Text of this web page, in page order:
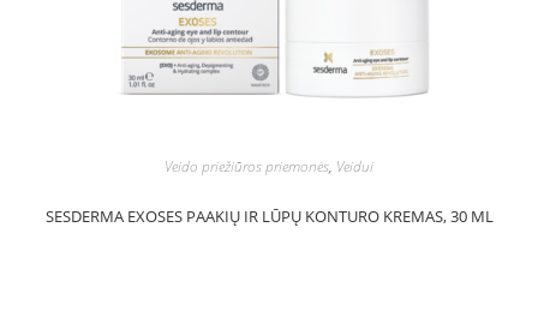
Veido priežiūros priemonės, Veidui
SESDERMA EXOSES PAAKIŲ IR LŪPŲ KONTURO KREMAS, 30 ML